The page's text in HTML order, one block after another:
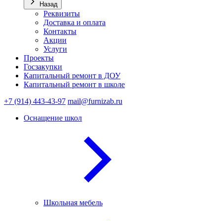
Назад
Реквизиты
Доставка и оплата
Контакты
Акции
Услуги
Проекты
Госзакупки
Капитальный ремонт в ДОУ
Капитальный ремонт в школе
+7 (914) 443-43-97 mail@furnizab.ru
Оснащение школ
Школьная мебель